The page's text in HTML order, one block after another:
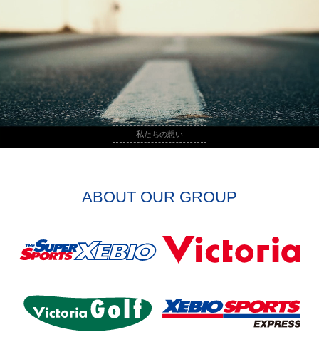
私たちの想い
ABOUT OUR GROUP